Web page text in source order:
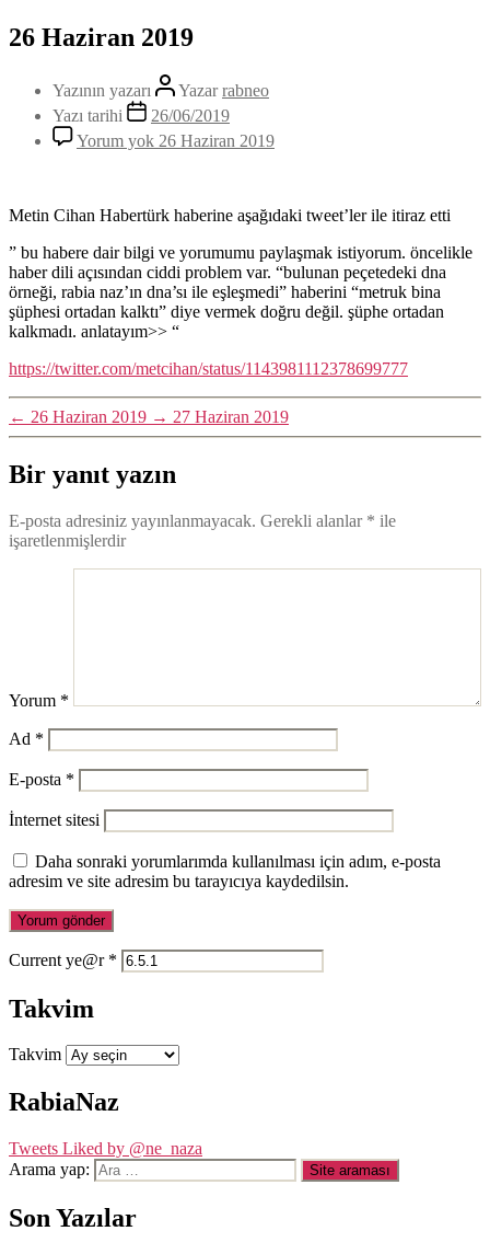
26 Haziran 2019
Yazının yazarı Yazarrabneo
Yazı tarihi
26/06/2019
Yorum yok 26 Haziran 2019
Metin Cihan Habertürk haberine aşağıdaki tweet’ler ile itiraz etti
” bu habere dair bilgi ve yorumumu paylaşmak istiyorum. öncelikle
haber dili açısından ciddi problem var. “bulunan peçetedeki dna
örneği, rabia naz’ın dna’sı ile eşleşmedi” haberini “metruk bina
şüphesi ortadan kalktı” diye vermek doğru değil. şüphe ortadan
kalkmadı. anlatayım>> “
https://twitter.com/metcihan/status/1143981112378699777
← 26 Haziran 2019 → 27 Haziran 2019
Bir yanıt yazın
E-posta adresiniz yayınlanmayacak. Gerekli alanlar * ile
işaretlenmişlerdir
Yorum *
Ad *
E-posta *
İnternet sitesi
Daha sonraki yorumlarımda kullanılması için adım, e-posta
adresim ve site adresim bu tarayıcıya kaydedilsin.
Current ye@r *
Takvim
Takvim
RabiaNaz
Tweets Liked by @ne_naza
Arama yap:
Son Yazılar